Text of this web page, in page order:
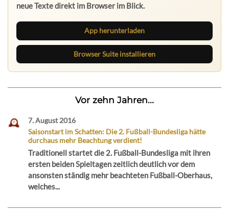
neue Texte direkt im Browser im Blick.
App herunterladen
Browser Suite installieren
Vor zehn Jahren...
7. August 2016
Saisonstart im Schatten: Die 2. Fußball-Bundesliga hätte
durchaus mehr Beachtung verdient!
Traditionell startet die 2. Fußball-Bundesliga mit ihren
ersten beiden Spieltagen zeitlich deutlich vor dem
ansonsten ständig mehr beachteten Fußball-Oberhaus,
welches...